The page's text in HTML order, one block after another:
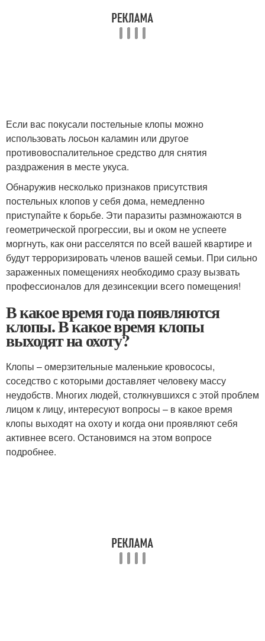
Если вас покусали постельные клопы можно
использовать лосьон каламин или другое
противовоспалительное средство для снятия
раздражения в месте укуса.
Обнаружив несколько признаков присутствия
постельных клопов у себя дома, немедленно
приступайте к борьбе. Эти паразиты размножаются в
геометрической прогрессии, вы и оком не успеете
моргнуть, как они расселятся по всей вашей квартире и
будут терроризировать членов вашей семьи. При сильно
зараженных помещениях необходимо сразу вызвать
профессионалов для дезинсекции всего помещения!
В какое время года появляются
клопы. В какое время клопы
выходят на охоту?
Клопы – омерзительные маленькие кровососы,
соседство с которыми доставляет человеку массу
неудобств. Многих людей, столкнувшихся с этой проблем
лицом к лицу, интересуют вопросы – в какое время
клопы выходят на охоту и когда они проявляют себя
активнее всего. Остановимся на этом вопросе
подробнее.